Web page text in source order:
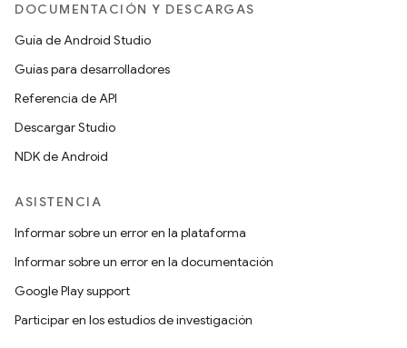
DOCUMENTACIÓN Y DESCARGAS
Guía de Android Studio
Guías para desarrolladores
Referencia de API
Descargar Studio
NDK de Android
ASISTENCIA
Informar sobre un error en la plataforma
Informar sobre un error en la documentación
Google Play support
Participar en los estudios de investigación